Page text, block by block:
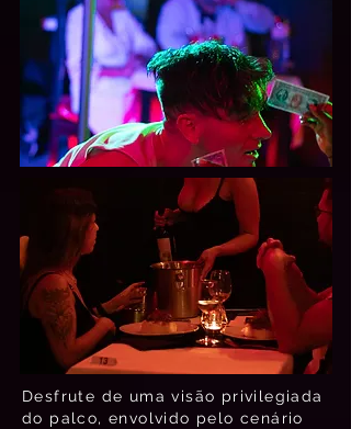
Desfrute de uma visão privilegiada
do palco, envolvido pelo cenário